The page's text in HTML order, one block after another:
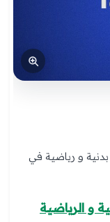
و رياضية في
و الرياضية